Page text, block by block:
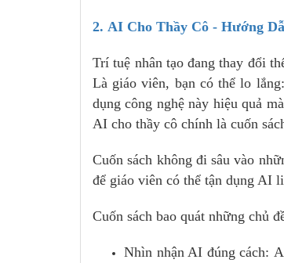
2. AI Cho Thầy Cô - Hướng
Trí tuệ nhân tạo đang thay đổi
Là giáo viên, bạn có thể lo
dụng công nghệ này hiệu quả
AI cho thầy cô chính là cuốn
Cuốn sách không đi sâu vào
để giáo viên có thể tận dụng AI
Cuốn sách bao quát những chủ
Nhìn nhận AI đúng cách: